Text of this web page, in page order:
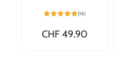
(16)
CHF 49.90